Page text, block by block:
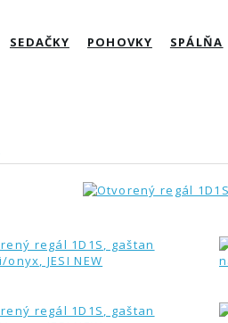
SEDAČKY POHOVKY SPÁLŇA